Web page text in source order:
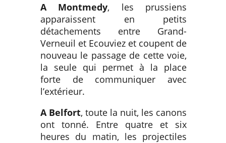
A Montmedy, les prussiens
apparaissent en petits
détachements entre Grand-
Verneuil et Ecouviez et coupent de
nouveau le passage de cette voie,
la seule qui permet à la place
forte de communiquer avec
l’extérieur.
A Belfort, toute la nuit, les canons
ont tonné. Entre quatre et six
heures du matin, les projectiles